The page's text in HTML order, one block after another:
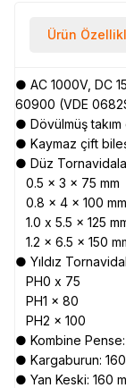
Ürün
● AC 1000V, DC
60900 (VDE
● Dövülmüş
● Kaymaz çift
● Düz
0.5 x 3 x 75 mm
0.8 x 4 x 100 mm
1.0 x 5.5 x 125
1.2 x 6.5 x 150
● Yıldız
PH0 x 75
PH1 x 80
PH2 x 100
● Kombine Pense:
● Kargaburun: 160
● Yan Keski: 160